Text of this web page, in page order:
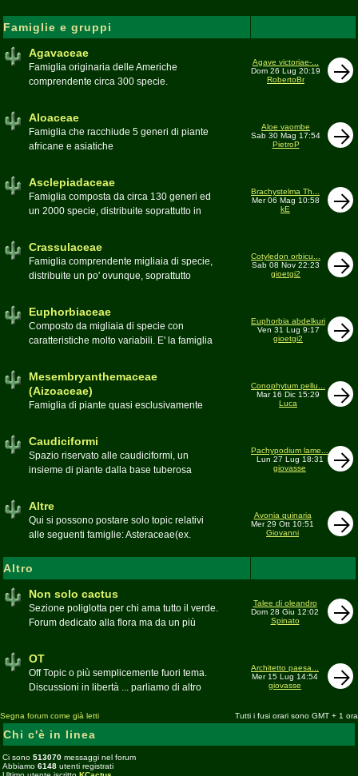
Geohintonia, Obregonia, Oroya,
Ortegocactus, Pediocactus, Pelecyphora,
Pereskia, Sclerocactus, Strombocactus ,
Toumeya, Uebelmannia, Yavia. Sottotribù:
Hylocereinae (Aporocactus, Epiphyllum,
Famiglie e gruppi
Agavaceae
Famiglia originaria delle Americhe
comprendente circa 300 specie.
generi:Agave, Beschorneria, Furcraea,
Hesperaloë, Littaea, Manfreda, Polianthes,
Agave victoriae-...
Dom 26 Lug 20:19
RobertoBr
Aloaceae
Famiglia che racchiude 5 generi di piante
africane e asiatiche
Aloe vaombe
Sab 30 Mag 17:54
PietroP
Asclepiadaceae
Famiglia composta da circa 130 generi ed
un 2000 specie, distribuite soprattutto in
Brachystelma Th...
Mer 06 Mag 10:58
kE
Crassulaceae
Famiglia comprendente migliaia di specie,
distribuite un po' ovunque, soprattutto
Cotyledon orbicu...
Sab 08 Nov 22:23
gioetgi2
Euphorbiaceae
Composto da migliaia di specie con
caratteristiche molto variabili. E' la famiglia
popolazioni anche nel nostro paese
Moderatorebeppe58
Euphorbia abdelkuri
Ven 31 Lug 9:17
gioetgi2
Mesembryanthemaceae
(Aizoaceae)
Famiglia di piante quasi esclusivamente
appartenenti alla famiglia
Conophytum pellu...
Mar 16 Dic 15:29
Luca
Caudiciformi
Spazio riservato alle caudiciformi, un
insieme di piante dalla base tuberosa
Pachypodium lame...
Lun 27 Lug 18:31
giovasse
Altre
Qui si possono postare solo topic relativi
alle seguenti famiglie: Asteraceae(ex.
Sansevieria; Lamiaceae (ex. Labiatae) gen.
Coleus e Plectranthus; Peperomiaceae gen.
Peperomia (solo specie succulente);
Geraniaceae gen. Pelargonium, Monsonia
Talinum, Portulacaria
Avonia quinaria
Mer 29 Ott 10:51
Giovanni
Altro
Non solo cactus
Sezione poliglotta per chi ama tutto il verde.
Forum dedicato alla flora ma da un più
Talee di oleandro
Dom 28 Giu 12:02
Spinato
OT
Off Topic o più semplicemente fuori tema.
Discussioni in libertà ... parliamo di altro
Architetto paesa...
Mer 15 Lug 14:54
giovasse
Segna forum come già letti Tutti i fusi orari sono GMT + 1 ora
Chi c'è in linea
Ci sono 513070 messaggi nel forum
Abbiamo 6148 utenti registrati